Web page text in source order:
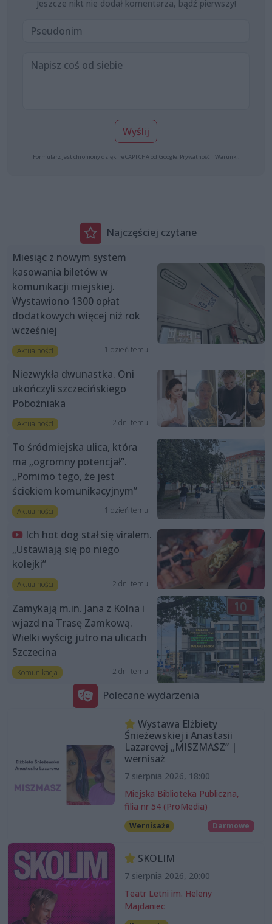
Jeszcze nikt nie dodał komentarza, bądź pierwszy!
Wyślij
Formularz jest chroniony dzięki reCAPTCHA od Google: Prywatność | Warunki
Najczęściej czytane
Miesiąc z nowym system
kasowania biletów w
komunikacji miejskiej.
Wystawiono 1300 opłat
dodatkowych więcej niż rok
wcześniej
Aktualności 1 dzień temu
Niezwykła dwunastka. Oni
ukończyli szczecińskiego
Pobożniaka
Aktualności 2 dni temu
To śródmiejska ulica, która
ma „ogromny potencjał”.
„Pomimo tego, że jest
ściekiem komunikacyjnym”
Aktualności 1 dzień temu
Ich hot dog stał się viralem.
„Ustawiają się po niego
kolejki”
Aktualności 2 dni temu
Zamykają m.in. Jana z Kolna i
wjazd na Trasę Zamkową.
Wielki wyścig jutro na ulicach
Szczecina
Komunikacja 2 dni temu
Polecane wydarzenia
Wystawa Elżbiety
Śnieżewskiej i Anastasii
Lazarevej „MISZMASZ” |
wernisaż
7 sierpnia 2026, 18:00
Miejska Biblioteka Publiczna,
filia nr 54 (ProMedia)
Wernisaże Darmowe
SKOLIM
7 sierpnia 2026, 20:00
Teatr Letni im. Heleny
Majdaniec